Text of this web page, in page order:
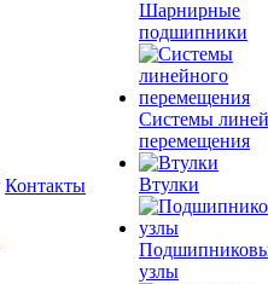
Контакты
Шарнирные
подшипники
Системы
перемещения
Втулки
узлы